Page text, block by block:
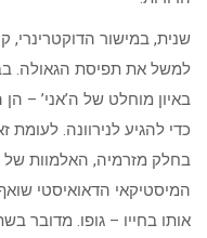
שנית, במישור הדוקטרינרי,
למשל את תפיסת הגאולה.
באיון מוחלט של ה’אני’ –
כדי להגיע לנירוונה.
בחלק מזרמיה, האלמוות של
המיסטיקאי הדאואיסטי
אותו בחייו – גופו. מדובר